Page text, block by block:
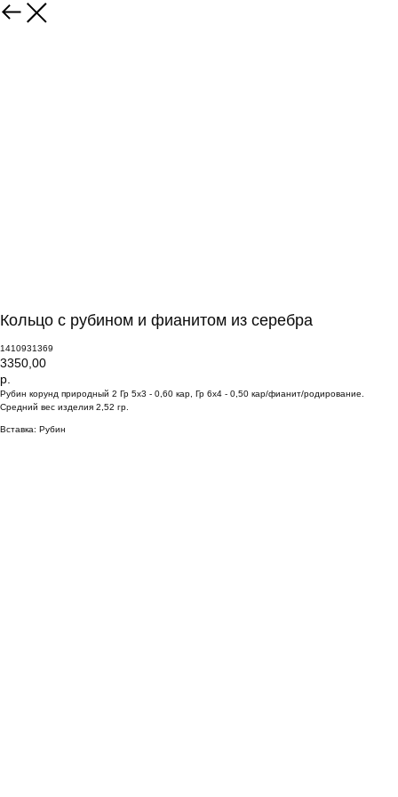
Кольцо с рубином и фианитом из серебра
1410931369
3350,00
р.
Рубин корунд природный 2 Гр 5х3 - 0,60 кар, Гр 6х4 - 0,50 кар/фианит/родирование.
Средний вес изделия 2,52 гр.
Вставка: Рубин